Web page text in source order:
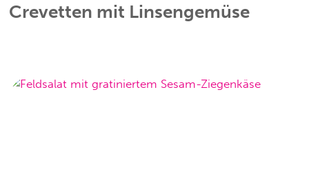
Crevetten mit Linsengemüse